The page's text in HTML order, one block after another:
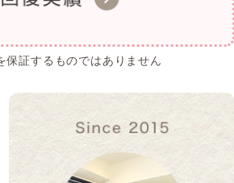
証するものではありません